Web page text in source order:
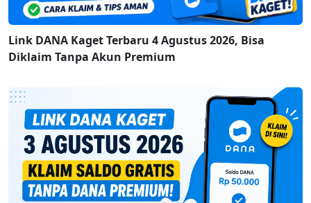
Link DANA Kaget Terbaru 4 Agustus 2026, Bisa
Diklaim Tanpa Akun Premium